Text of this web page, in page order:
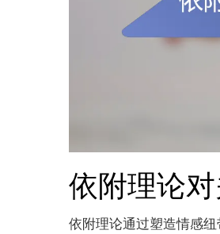
依附理论
依附理论通过塑造情感